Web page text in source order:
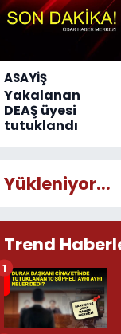
ASAYİŞ
Yakalanan
DEAŞ üyesi
tutuklandı
Yükleniyor...
Trend
1